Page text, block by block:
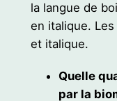
la langue de
en italique.
et italique.
Quelle
par la